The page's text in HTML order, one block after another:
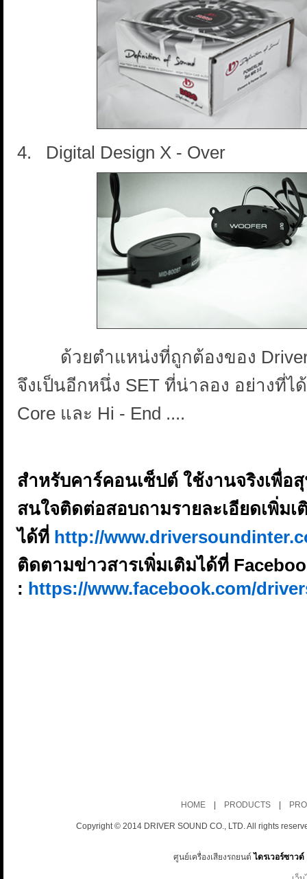
4. Digital Design X - Over
ด้วยตำแหน่งที่ถูกต้องของ Driver
จึงเป็นอีกหนึ่ง SET ที่น่าลอง อย่างที่
Core และ Hi - End ....
สำหรับคาร์คอนเซ็ปต์ ใช้งานจริงเพื่อ
สนใจติดต่อสอบถามรายละเอียดเพิ่มเ
ได้ที่ http://
ติดตามข่าวสารเพิ่มเติมได้ที่
: https://www.facebook.com/
HOME| PRODUCTS|
Copyright © 2014 DRIVER SOUND CO., LTD. All rights
ศูนย์เครื่องเสียงรถยนต์ ไดรเวอร์ซาวด์